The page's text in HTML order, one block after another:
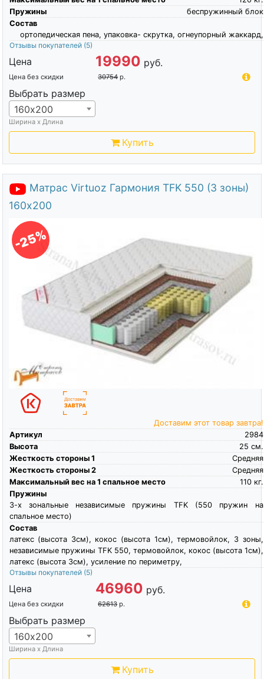
Пружины
беспружинный блок
Состав
ортопедическая пена, упаковка- скрутка, огнеупорный жаккард,
Отзывы покупателей (5)
Цена 19990 руб.
Цена без скидки 30754 р.
Выбрать размер
160х200
Ширина х Длина
Купить
Матрас Virtuoz Гармония TFK 550 (3 зоны)
160х200
-25%
Доставим этот товар завтра!
Артикул
2984
Высота
см.
25
Жесткость стороны 1
Средняя
Жесткость стороны 2
Средняя
Максимальный вес на 1 спальное место
кг.
110
Пружины
3-х зональные независимые пружины TFK (550 пружин на
спальное место)
Состав
латекс (высота 3см), кокос (высота 1см), термовойлок, 3 зоны,
независимые пружины TFK 550, термовойлок, кокос (высота 1см),
латекс (высота 3см), усиление по периметру,
Отзывы покупателей (5)
Цена 46960 руб.
Цена без скидки 62613 р.
Выбрать размер
160х200
Ширина х Длина
Купить